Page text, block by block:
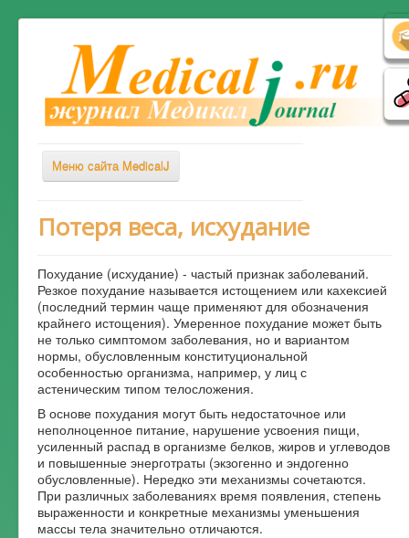
Меню сайта MedicalJ
Весь Медикал
Симптомы
Заболевания
Диагностика
Лечение
Советы врача
Альтернативная медицина
Форум
Потеря веса, исхудание
Похудание (исхудание) - частый признак заболеваний.
Резкое похудание называется истощением или кахексией
(последний термин чаще применяют для обозначения
крайнего истощения). Умеренное похудание может быть
не только симптомом заболевания, но и вариантом
нормы, обусловленным конституциональной
особенностью организма, например, у лиц с
астеническим типом телосложения.
В основе похудания могут быть недостаточное или
неполноценное питание, нарушение усвоения пищи,
усиленный распад в организме белков, жиров и углеводов
и повышенные энерготраты (экзогенно и эндогенно
обусловленные). Нередко эти механизмы сочетаются.
При различных заболеваниях время появления, степень
выраженности и конкретные механизмы уменьшения
массы тела значительно отличаются.